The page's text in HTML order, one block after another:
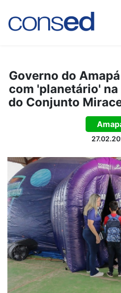
Governo do
com 'planetário'
do Conjunto